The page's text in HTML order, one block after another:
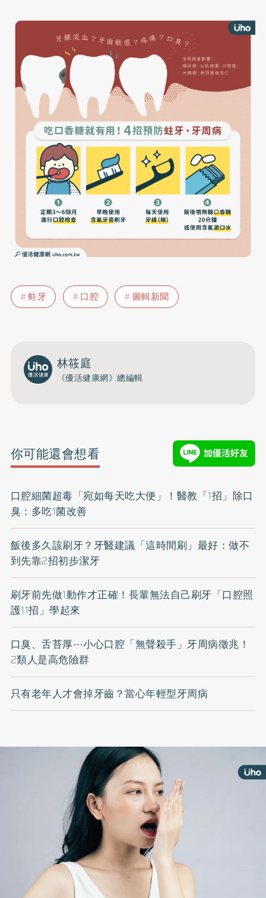
蛀牙 口腔 圖輯新聞
林筱庭
《優活健康網》總編輯
你可能還會想看
口腔細菌超毒「宛如每天吃大便」！醫教「1招」除口
臭：多吃1菌改善
飯後多久該刷牙？牙醫建議「這時間刷」最好：做不
到先靠2招初步潔牙
刷牙前先做1動作才正確！長輩無法自己刷牙「口腔照
護11招」學起來
口臭、舌苔厚⋯小心口腔「無聲殺手」牙周病徵兆！
2類人是高危險群
只有老年人才會掉牙齒？當心年輕型牙周病